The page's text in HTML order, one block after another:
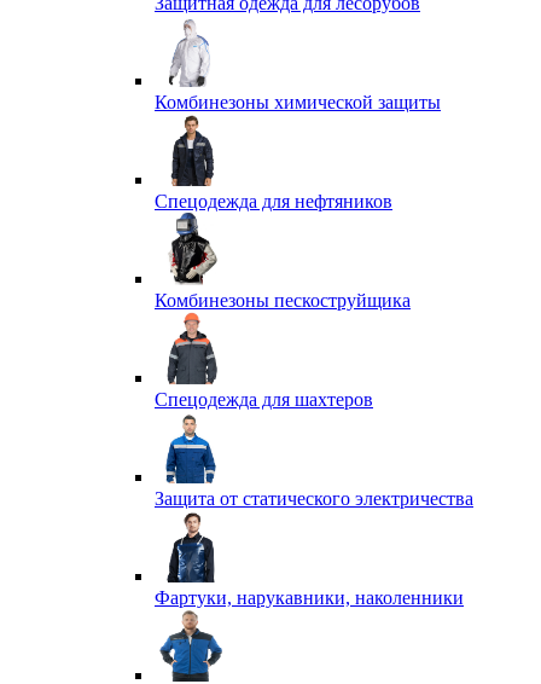
Комбинезоны химической защиты
Спецодежда для нефтяников
Комбинезоны пескоструйщика
Спецодежда для шахтеров
Защита от статического электричества
Фартуки, нарукавники, наколенники